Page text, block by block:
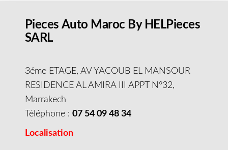
Pieces Auto Maroc By HELPieces
SARL
3éme ETAGE, AV YACOUB EL MANSOUR
RESIDENCE AL AMIRA III APPT N°32,
Marrakech
Téléphone : 07 54 09 48 34
Localisation